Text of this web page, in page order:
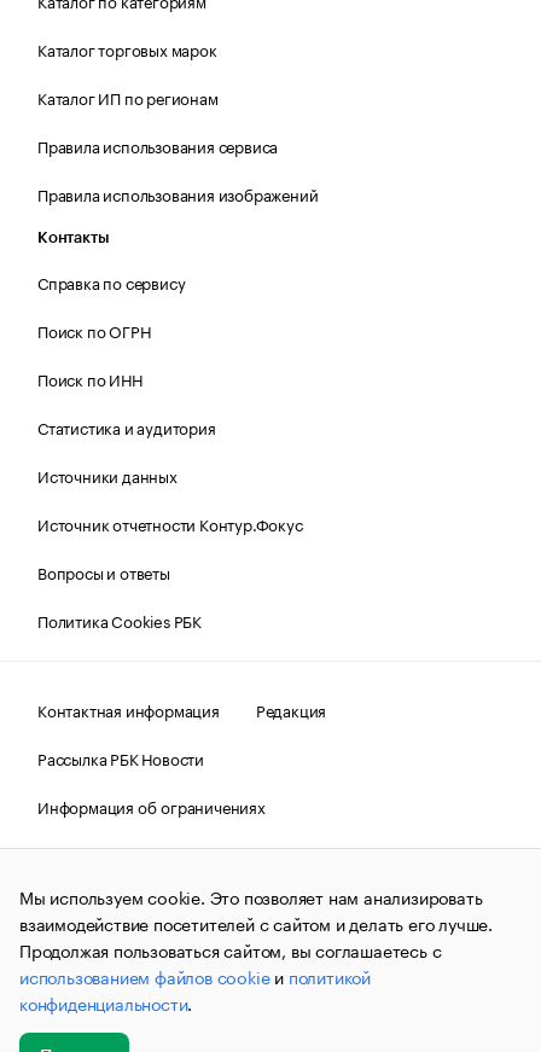
Каталог торговых марок
Каталог ИП по регионам
Правила использования сервиса
Правила использования изображений
Контакты
Справка по сервису
Поиск по ОГРН
Поиск по ИНН
Статистика и аудитория
Источники данных
Источник отчетности Контур.Фокус
Вопросы и ответы
Политика Cookies РБК
Контактная информация
Редакция
Рассылка РБК Новости
Информация об ограничениях
Правовая информация
О соблюдении авторских прав
© АО «РОСБИЗНЕСКОНСАЛТИНГ»,1995–2026.Сообщения
и материалы информационного агентства «РБК»
(зарегистрировано Федеральной службой по надзору в сфере
связи, информационных технологий и массовых
коммуникаций (Роскомнадзор) 09.12.2015 за номером ИА
№ФС77-63848) сопровождаются пометкой «РБК». Отдельные
публикации могут содержать информацию,
не предназначенную для пользователей
Мы используем cookie. Это позволяет нам анализировать
взаимодействие посетителей с сайтом и делать его лучше.
Продолжая пользоваться сайтом, вы соглашаетесь с
использованием файлов cookieи политикой
конфиденциальности.